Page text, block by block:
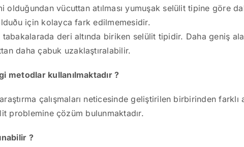
olduğundan vücuttan atılması yumuşak selülit tipine göre
için kolayca fark edilmemesidir.
deri altında biriken selülit tipidir. Daha geniş
daha çabuk uzaklaştıralabilir.
metodlar kullanılmaktadır ?
çalışmaları neticesinde geliştirilen birbirinden
problemine çözüm bulunmaktadır.
?